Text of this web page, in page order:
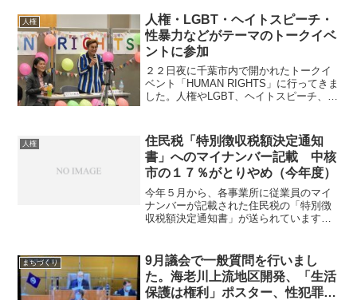
０１３年に平均６.５％、最大１０％の生
活扶助基準の引き下げを...
人権
人権・LGBT・ヘイトスピーチ・
性暴力などがテーマのトークイベ
ントに参加
２２日夜に千葉市内で開かれたトークイ
ベント「HUMAN RIGHTS」に行ってきま
した。人権やLGBT、ヘイトスピーチ、性
会、同中部地区委員会、民青同盟千葉県
委員会、同中...
人権
住民税「特別徴収税額決定通知
書」へのマイナンバー記載 中核
市の１７％がとりやめ（今年度）
今年５月から、各事業所に従業員のマイ
ナンバーが記載された住民税の「特別徴
収税額決定通知書」が送られています。
市の１７％、県内市町村の２２％が同通
知書にマイナンバーを記載...
まちづくり
9月議会で一般質問を行いまし
た。海老川上流地区開発、「生活
保護は権利」ポスター、性犯罪防